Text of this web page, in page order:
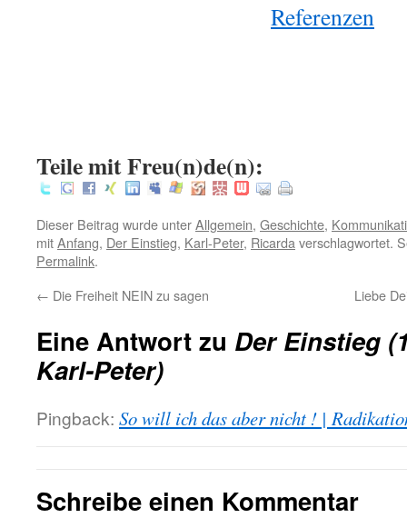
Referenzen
Teile mit Freu(n)de(n):
Dieser Beitrag wurde unterAllgemein, Geschichte,
mitAnfang, Der Einstieg, Karl-Peter, Ricarda verschlagwortet.
Permalink.
← Die Freiheit NEIN zu sagen Liebe
Eine Antwort zu Der Einstieg
Karl-Peter)
Pingback: So will ich das aber nicht ! |
Schreibe einen Kommentar